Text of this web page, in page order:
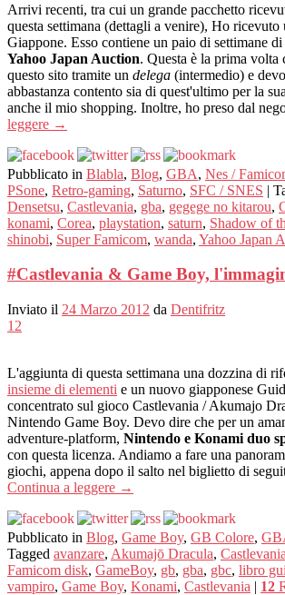
Arrivi recenti, tra cui un grande pacchetto
questa settimana (dettagli a venire), Ho ricevuto
Giappone. Esso contiene un paio di settimane
Yahoo Japan Auction. Questa è la prima volta
questo sito tramite un delega (intermedio) e
abbastanza contento sia di quest'ultimo per la
anche il mio shopping. Inoltre, ho preso dal
leggere →
Pubblicato in Blabla, Blog, GBA, Nes /
PSone, Retro-gaming, Saturno, SFC / SNES |
Densetsu, Castlevania, gba, gegege no kitarou,
konami, Corea, playstation, saturn, Shadow of
shinobi, Super Famicom, wanda, Yahoo Japan
#Castlevania & Game Boy,
Inviato il 24 Marzo 2012 da Dentifritz
12
L'aggiunta di questa settimana una dozzina di
insieme di elementi e un nuovo giapponese
concentrato sul gioco Castlevania / Akumajo
Nintendo Game Boy. Devo dire che per un
adventure-platform, Nintendo e Konami duo
con questa licenza. Andiamo a fare una
giochi, appena dopo il salto nel biglietto di
Continua a leggere →
Pubblicato in Blog, Game Boy, GB Colore,
Tagged avanzare, Akumajō Dracula, Castlevania
Famicom disk, GameBoy, gb, gba, gbc, libro
vampiro, Game Boy, Konami, Castlevania | 12